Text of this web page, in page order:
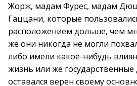
Жорж, мадам Фурес, мадам
Гаццани, которые
расположением дольше, чем
же они никогда не могли
либо имели какое-нибудь
жизнь или же государственные
оставался верен своему